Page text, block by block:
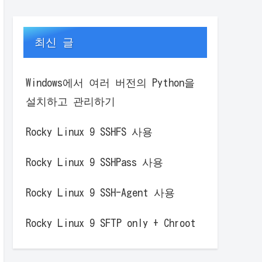
최신 글
Windows에서 여러 버전의 Python을
설치하고 관리하기
Rocky Linux 9 SSHFS 사용
Rocky Linux 9 SSHPass 사용
Rocky Linux 9 SSH-Agent 사용
Rocky Linux 9 SFTP only + Chroot